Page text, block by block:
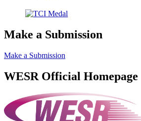
Make a Submission
Make a Submission
WESR Official Homepage